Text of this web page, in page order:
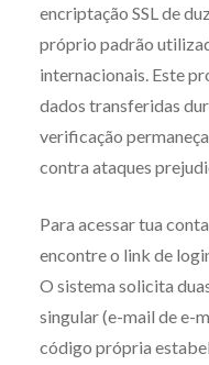
encriptação SSL de
próprio padrão
internacionais. Este
dados transferidas
verificação
contra ataques
Para acessar tua
encontre o link de
O sistema solicita
singular (e-mail de e-
código própria